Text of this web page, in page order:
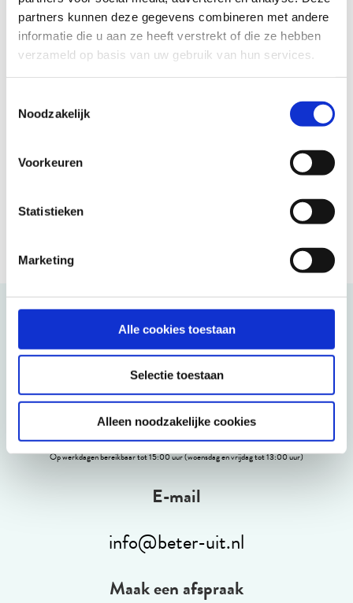
partners kunnen deze gegevens combineren met andere
informatie die u aan ze heeft verstrekt of die ze hebben
verzameld op basis van uw gebruik van hun services.
Noodzakelijk
Voorkeuren
Statistieken
Marketing
Alle cookies toestaan
Selectie toestaan
Alleen noodzakelijke cookies
45 jaar vertrouwd
Reizen in eigen sfeer
Kunnen wij u helpen?
Telefonisch
088 3100 500
Op werkdagen bereikbaar tot 15:00 uur (woensdag en vrijdag tot 13:00 uur)
E-mail
info@beter-uit.nl
Maak een afspraak